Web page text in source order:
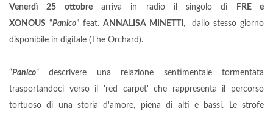
Venerdì 25 ottobrearriva in radio il singolo di
FRE e
XONOUS “Panico” feat. ANNALISA MINETTI
, dallo stesso giorno
disponibile in digitale (The Orchard).
“Panico” descrivere una relazione sentimentale tormentata
trasportandoci verso il 'red carpet' che rappresenta il percorso
tortuoso di una storia d'amore, piena di alti e bassi. Le strofe